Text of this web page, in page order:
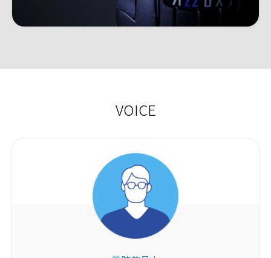
VOICE